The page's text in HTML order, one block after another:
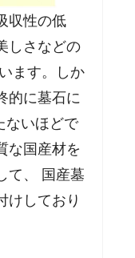
収性の低
しさなどの
ます。しか
的に墓石に
ないほどで
な国産材を
て、 国産墓
けしており